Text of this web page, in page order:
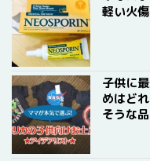
軽い火
子供に
めはど
そうな